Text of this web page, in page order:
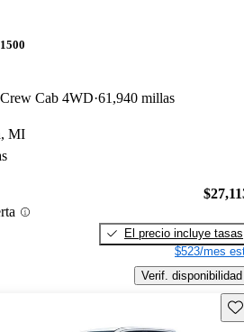
Cab 4WD 61,940 millas
MI
El precio incluye tasas
$523/mes
Verif. disponibilidad